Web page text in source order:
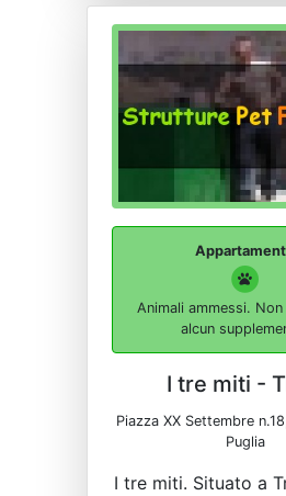
Animali ammessi.
alcun
I tre miti -
Piazza XX Settembre
Puglia
I tre miti. Situato a